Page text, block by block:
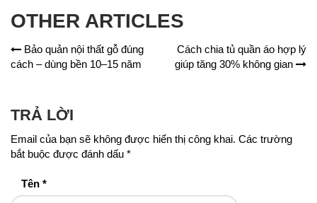
OTHER ARTICLES
Bảo quản nội thất gỗ đúng
cách – dùng bền 10–15 năm
Cách chia tủ quần áo hợp lý
giúp tăng 30% không gian
TRẢ LỜI
Email của bạn sẽ không được hiển thị công khai. Các trường
bắt buộc được đánh dấu *
Tên *